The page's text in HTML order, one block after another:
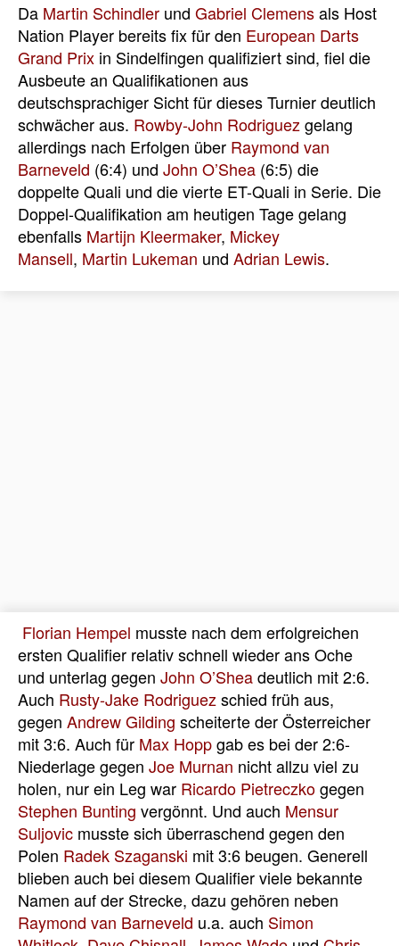
Da Martin Schindler und Gabriel Clemensals Host
Nation Player bereits fix für den European Darts
Grand Prix in Sindelfingen qualifiziert sind, fiel die
Ausbeute an Qualifikationen aus
deutschsprachiger Sicht für dieses Turnier deutlich
schwächer aus. Rowby-John Rodriguez gelang
allerdings nach Erfolgen über Raymond van
Barneveld (6:4) und John O’Shea (6:5) die
doppelte Quali und die vierte ET-Quali in Serie. Die
Doppel-Qualifikation am heutigen Tage gelang
ebenfalls Martijn Kleermaker, Mickey
Mansell, Martin Lukeman und Adrian Lewis.
Florian Hempel musste nach dem erfolgreichen
ersten Qualifier relativ schnell wieder ans Oche
und unterlag gegen John O’Sheadeutlich mit 2:6.
Auch Rusty-Jake Rodriguez schied früh aus,
gegen Andrew Gilding scheiterte der Österreicher
mit 3:6. Auch für Max Hoppgab es bei der 2:6-
Niederlage gegen Joe Murnan nicht allzu viel zu
holen, nur ein Leg war Ricardo Pietreczkogegen
Stephen Bunting vergönnt. Und auch Mensur
Suljovic musste sich überraschend gegen den
Polen Radek Szaganski mit 3:6 beugen. Generell
blieben auch bei diesem Qualifier viele bekannte
Namen auf der Strecke, dazu gehören neben
Raymond van Barneveld u.a. auch Simon